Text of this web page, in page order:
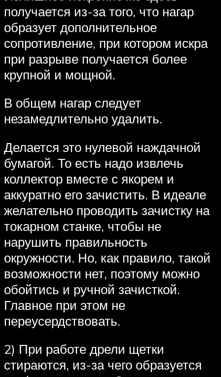
получается из-за того, что нагар
образует дополнительное
сопротивление, при котором искра
при разрыве получается более
крупной и мощной.
В общем нагар следует
незамедлительно удалить.
Делается это нулевой наждачной
бумагой. То есть надо извлечь
коллектор вместе с якорем и
аккуратно его зачистить. В идеале
желательно проводить зачистку на
токарном станке, чтобы не
нарушить правильность
окружности. Но, как правило, такой
возможности нет, поэтому можно
обойтись и ручной зачисткой.
Главное при этом не
переусердствовать.
2) При работе дрели щетки
стираются, из-за чего образуется